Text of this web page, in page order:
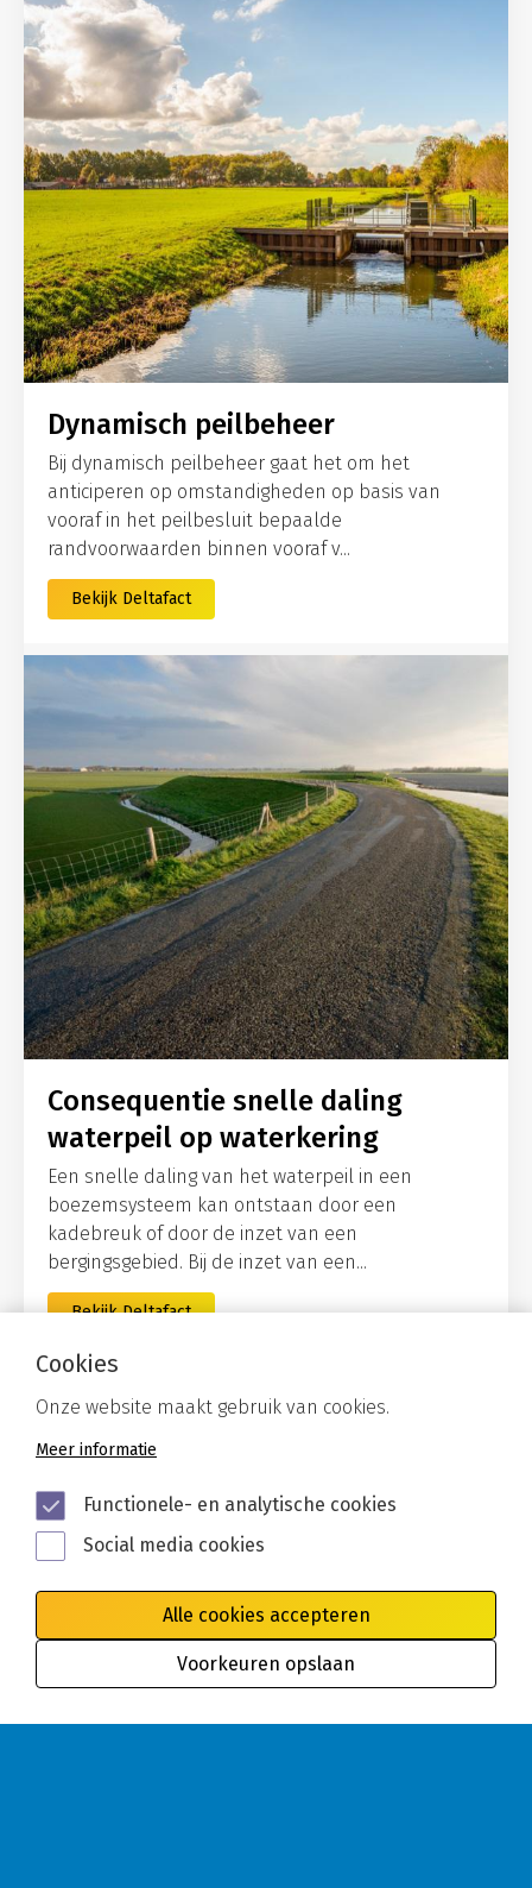
Dynamisch peilbeheer
Bij dynamisch peilbeheer gaat het om het
anticiperen op omstandigheden op basis van
vooraf in het peilbesluit bepaalde
randvoorwaarden binnen vooraf v...
Bekijk Deltafact
Consequentie snelle daling
waterpeil op waterkering
Een snelle daling van het waterpeil in een
boezemsysteem kan ontstaan door een
kadebreuk of door de inzet van een
bergingsgebied. Bij de inzet van een...
Bekijk Deltafact
Gerelateerd
Cookies
Onze website maakt gebruik van cookies.
Meer informatie
Functionele- en analytische cookies
Social media cookies
Alle cookies accepteren
Voorkeuren opslaan